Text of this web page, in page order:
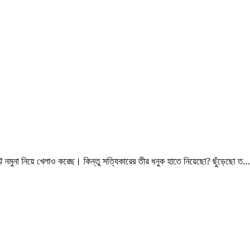
নিয়ে খেলাও করেছ। কিন্তু সত্যিকারের তীর ধনুক হাতে নিয়েছো? ছুঁড়েছো ত...